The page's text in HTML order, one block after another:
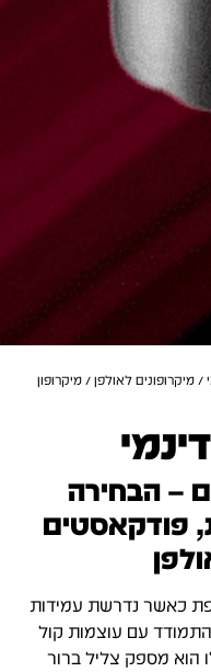
/ מיקרופונים לאולפן / מיקרופון
– הבחירה
פודקאסטים
כאשר נדרשת עמידות
עם עוצמות קול
הוא מספק צליל ברור